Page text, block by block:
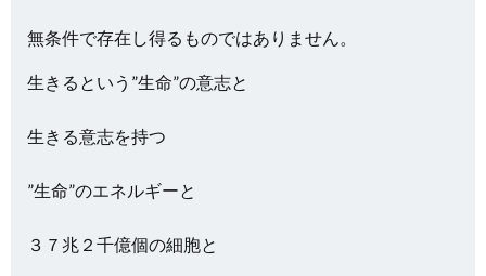
無条件で存在し得るものではありません。
生きるという”生命”の意志と
生きる意志を持つ
”生命”のエネルギーと
３７兆２千億個の細胞と